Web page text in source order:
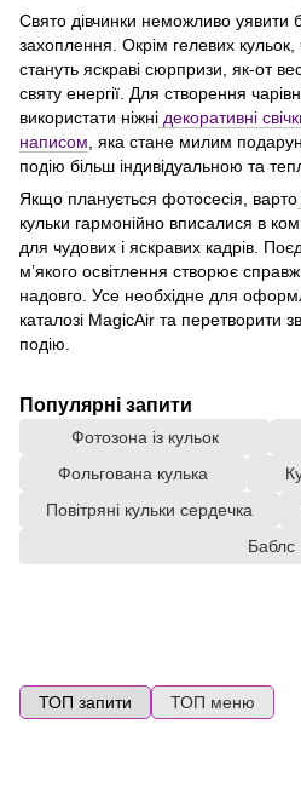
Свято дівчинки неможливо уявити
захоплення. Окрім гелевих
стануть яскраві сюрпризи, як-от
святу енергії. Для створення
використати ніжні декоративні
написом , яка стане милим
подію більш індивідуальною та
Якщо планується фотосесія, варто
кульки гармонійно вписалися в
для чудових і яскравих кадрів.
м’якого освітлення створює
надовго. Усе необхідне для
каталозі MagicAir та перетворити
подію.
Популярні запити
Фотозона із кульок
Фольгована кулька
Повітряні кульки сердечка
Баблс
ТОП запити ТОП меню